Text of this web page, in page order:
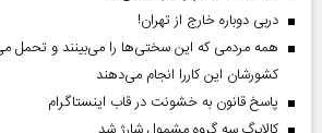
دربی دوباره خارج از تهران!
همه مردمی که این سختی‌ها را می‌بینند و تحمل
کشورشان این کاررا انجام می‌دهند
پاسخ قانون به خشونت در قاب اینستاگرام